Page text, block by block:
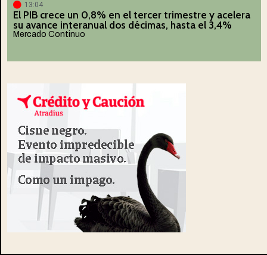
13:04
El PIB crece un 0,8% en el tercer trimestre y acelera
su avance interanual dos décimas, hasta el 3,4%
Mercado Continuo